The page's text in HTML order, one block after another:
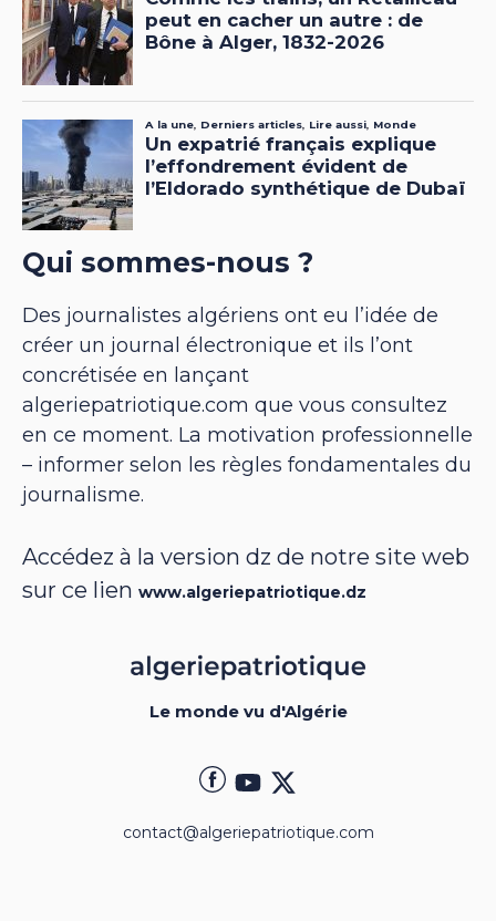
Qui sommes-nous ?
Des journalistes algériens ont eu l’idée de
créer un journal électronique et ils l’ont
concrétisée en lançant
algeriepatriotique.com que vous consultez
en ce moment. La motivation professionnelle
– informer selon les règles fondamentales du
journalisme.
Accédez à la version dz de notre site web
sur ce lien www.algeriepatriotique.dz
Le monde vu d'Algérie
contact@algeriepatriotique.com